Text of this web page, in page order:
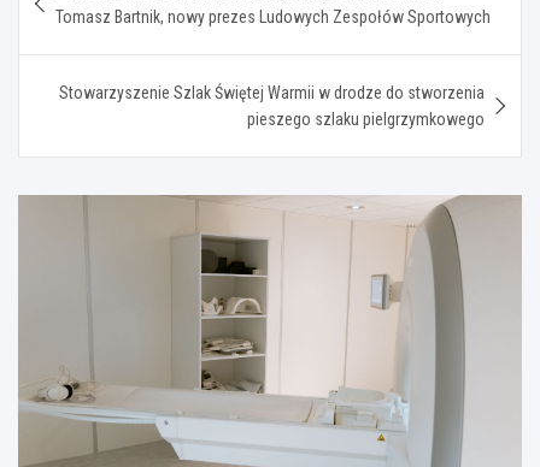
wpisu
Tomasz Bartnik, nowy prezes Ludowych Zespołów Sportowych
Stowarzyszenie Szlak Świętej Warmii w drodze do stworzenia
pieszego szlaku pielgrzymkowego